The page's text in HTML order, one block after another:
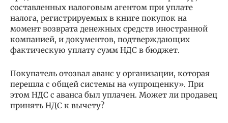
составленных налоговым агентом при уплате
налога, регистрируемых в книге покупок на
момент возврата денежных средств иностранной
компанией, и документов, подтверждающих
фактическую уплату сумм НДС в бюджет.
Покупатель отозвал аванс у организации, которая
перешла с общей системы на «упрощенку». При
этом НДС с аванса был уплачен. Может ли продавец
принять НДС к вычету?